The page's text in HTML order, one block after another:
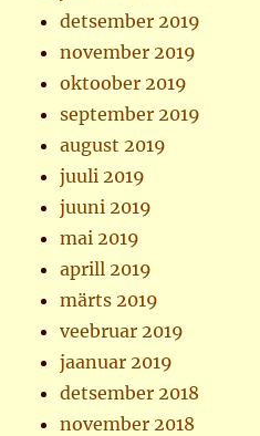
detsember 2019
november 2019
oktoober 2019
september 2019
august 2019
juuli 2019
juuni 2019
mai 2019
aprill 2019
märts 2019
veebruar 2019
jaanuar 2019
detsember 2018
november 2018